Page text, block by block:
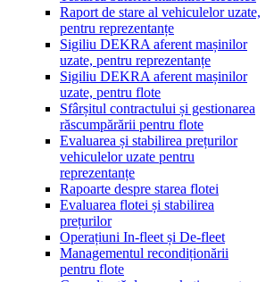
Raport de stare al vehiculelor uzate,
pentru reprezentanțe
Sigiliu DEKRA aferent mașinilor
uzate, pentru reprezentanțe
Sigiliu DEKRA aferent mașinilor
uzate, pentru flote
Sfârșitul contractului și gestionarea
răscumpărării pentru flote
Evaluarea și stabilirea prețurilor
vehiculelor uzate pentru
reprezentanțe
Rapoarte despre starea flotei
Evaluarea flotei și stabilirea
prețurilor
Operațiuni In-fleet și De-fleet
Managementul recondiționării
pentru flote